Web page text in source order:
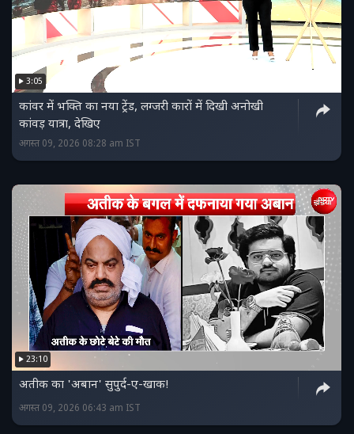
3:05
कांवर में भक्ति का नया ट्रेंड, लग्जरी कारों में दिखी अनोखी
कांवड़ यात्रा, देखिए
अगस्त 09, 2026 08:28 am IST
23:10
अतीक का 'अबान' सुपुर्द-ए-खाक!
अगस्त 09, 2026 06:43 am IST